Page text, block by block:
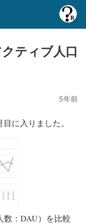
ティブ人口
5年前
に入りました。
数：DAU）を比較